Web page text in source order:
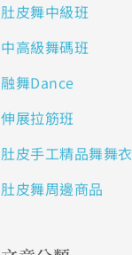
肚皮舞中級班
中高級舞碼班
融舞Dance
伸展拉筋班
肚皮手工精品舞舞衣
肚皮舞周邊商品